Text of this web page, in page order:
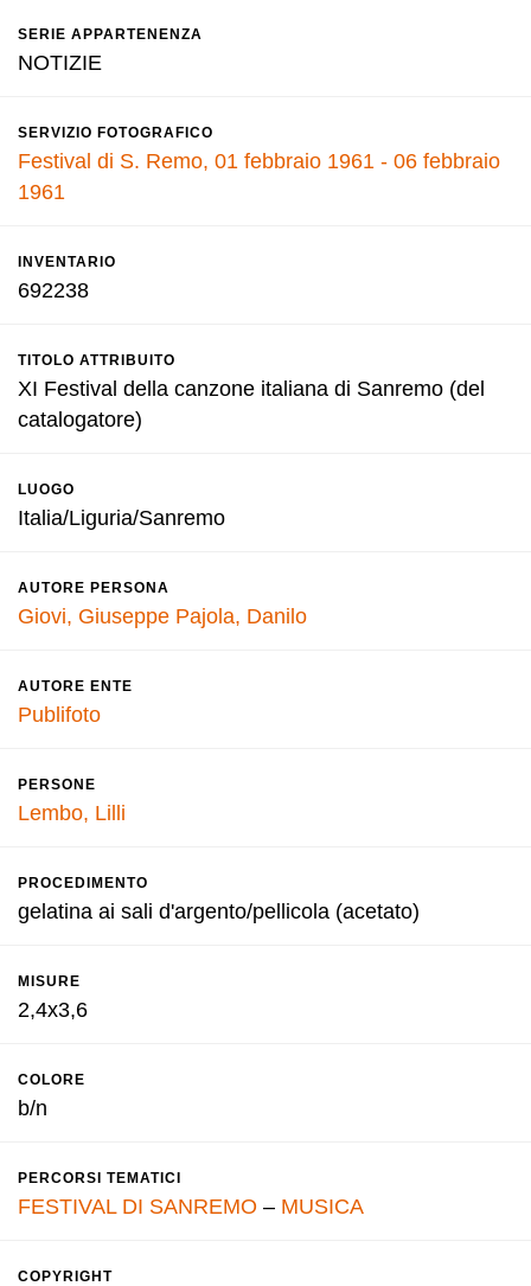
SERIE APPARTENENZA
NOTIZIE
SERVIZIO FOTOGRAFICO
Festival di S. Remo, 01 febbraio 1961 - 06 febbraio
1961
INVENTARIO
692238
TITOLO ATTRIBUITO
XI Festival della canzone italiana di Sanremo (del
catalogatore)
LUOGO
Italia/Liguria/Sanremo
AUTORE PERSONA
Giovi, Giuseppe Pajola, Danilo
AUTORE ENTE
Publifoto
PERSONE
Lembo, Lilli
PROCEDIMENTO
gelatina ai sali d'argento/pellicola (acetato)
MISURE
2,4x3,6
COLORE
b/n
PERCORSI TEMATICI
FESTIVAL DI SANREMO – MUSICA
COPYRIGHT